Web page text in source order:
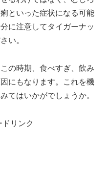
といった症状になる可能
に注意してタイガーナッ
い。
の時期、食べすぎ、飲み
にもなります。これを機
てはいかがでしょうか。
ドリンク